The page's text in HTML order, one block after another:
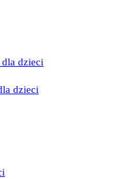
dzieci
dzieci